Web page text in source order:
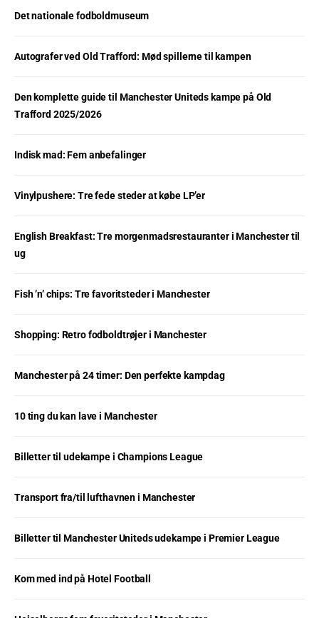
Det nationale fodboldmuseum
Autografer ved Old Trafford: Mød spillerne til kampen
Den komplette guide til Manchester Uniteds kampe på Old
Trafford 2025/2026
Indisk mad: Fem anbefalinger
Vinylpushere: Tre fede steder at købe LP’er
English Breakfast: Tre morgenmadsrestauranter i Manchester til
ug
Fish ’n’ chips: Tre favoritsteder i Manchester
Shopping: Retro fodboldtrøjer i Manchester
Manchester på 24 timer: Den perfekte kampdag
10 ting du kan lave i Manchester
Billetter til udekampe i Champions League
Transport fra/til lufthavnen i Manchester
Billetter til Manchester Uniteds udekampe i Premier League
Kom med ind på Hotel Football